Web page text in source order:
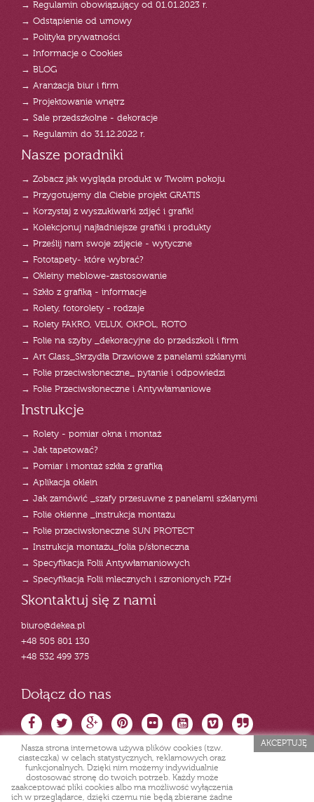
→ Regulamin obowiązujący od 01.01.2023 r.
→ Odstąpienie od umowy
→ Polityka prywatności
→ Informacje o Cookies
→ BLOG
→ Aranżacja biur i firm
→ Projektowanie wnętrz
→ Sale przedszkolne - dekoracje
→ Regulamin do 31.12.2022 r.
Nasze poradniki
→ Zobacz jak wygląda produkt w Twoim pokoju
→ Przygotujemy dla Ciebie projekt GRATIS
→ Korzystaj z wyszukiwarki zdjęć i grafik!
→ Kolekcjonuj najładniejsze grafiki i produkty
→ Prześlij nam swoje zdjęcie - wytyczne
→ Fototapety- które wybrać?
→ Okleiny meblowe-zastosowanie
→ Szkło z grafiką - informacje
→ Rolety, fotorolety - rodzaje
→ Rolety FAKRO, VELUX, OKPOL, ROTO
→ Folie na szyby _dekoracyjne do przedszkoli i firm
→ Art Glass_Skrzydła Drzwiowe z panelami szklanymi
→ Folie przeciwsłoneczne_ pytanie i odpowiedzi
→ Folie Przeciwsłoneczne i Antywłamaniowe
Instrukcje
→ Rolety - pomiar okna i montaż
→ Jak tapetować?
→ Pomiar i montaż szkła z grafiką
→ Aplikacja oklein
→ Jak zamówić _szafy przesuwne z panelami szklanymi
→ Folie okienne _instrukcja montażu
→ Folie przeciwsłoneczne SUN PROTECT
→ Instrukcja montażu_folia p/słoneczna
→ Specyfikacja Folii Antywłamaniowych
→ Specyfikacja Folii mlecznych i szronionych PZH
Skontaktuj się z nami
biuro@dekea.pl
+48 505 801 130
+48 532 499 375
Dołącz do nas
Nasza strona internetowa używa plików cookies (tzw.
ciasteczka) w celach statystycznych, reklamowych oraz
funkcjonalnych. Dzięki nim możemy indywidualnie
dostosować stronę do twoich potrzeb. Każdy może
zaakceptować pliki cookies albo ma możliwość wyłączenia
ich w przeglądarce, dzięki czemu nie będą zbierane żadne
AKCEPTUJĘ